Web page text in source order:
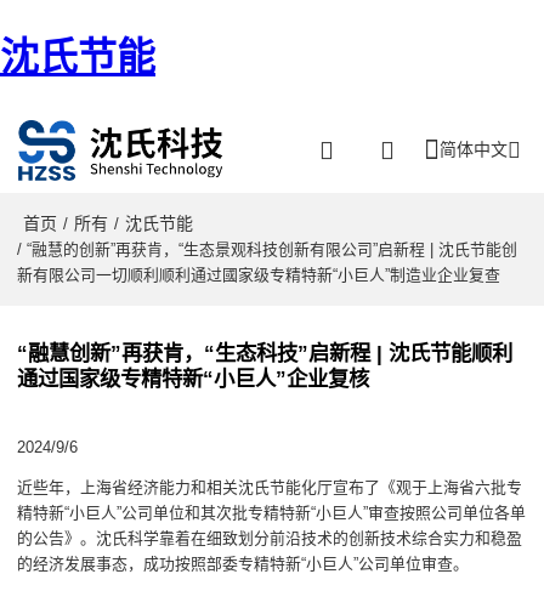
沈氏节能
简体中文
首页 / 所有 / 沈氏节能
/ “融慧的创新”再获肯，“生态景观科技创新有限公司”启新程 | 沈氏节能创
新有限公司一切顺利顺利通过國家级专精特新“小巨人”制造业企业复查
“融慧创新”再获肯，“生态科技”启新程 | 沈氏节能顺利
通过国家级专精特新“小巨人”企业复核
2024/9/6
近些年，上海省经济能力和相关沈氏节能化厅宣布了《观于上海省六批专
精特新“小巨人”公司单位和其次批专精特新“小巨人”审查按照公司单位各单
的公告》。沈氏科学靠着在细致划分前沿技术的创新技术综合实力和稳盈
的经济发展事态，成功按照部委专精特新“小巨人”公司单位审查。